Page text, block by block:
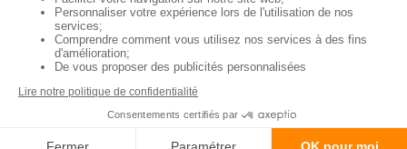
Utiliser notre comparateur vous permettra donc
d'avoirplusieurs devis à dispositionet de voir
facilement les différences qu'ils présentent par
rapport à ceux d'AssurOnline.